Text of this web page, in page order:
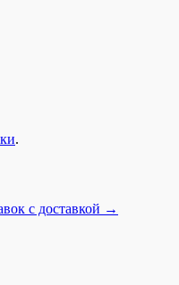
.
с доставкой →